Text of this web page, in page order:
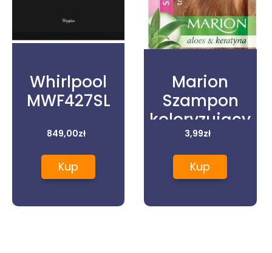
Whirlpool
MWF427SL
849,00zł
Kup
Marion
Szampon
koloryzujący
z wyciągiem z
aloesu w
saszetce 62
3,99zł
Kup